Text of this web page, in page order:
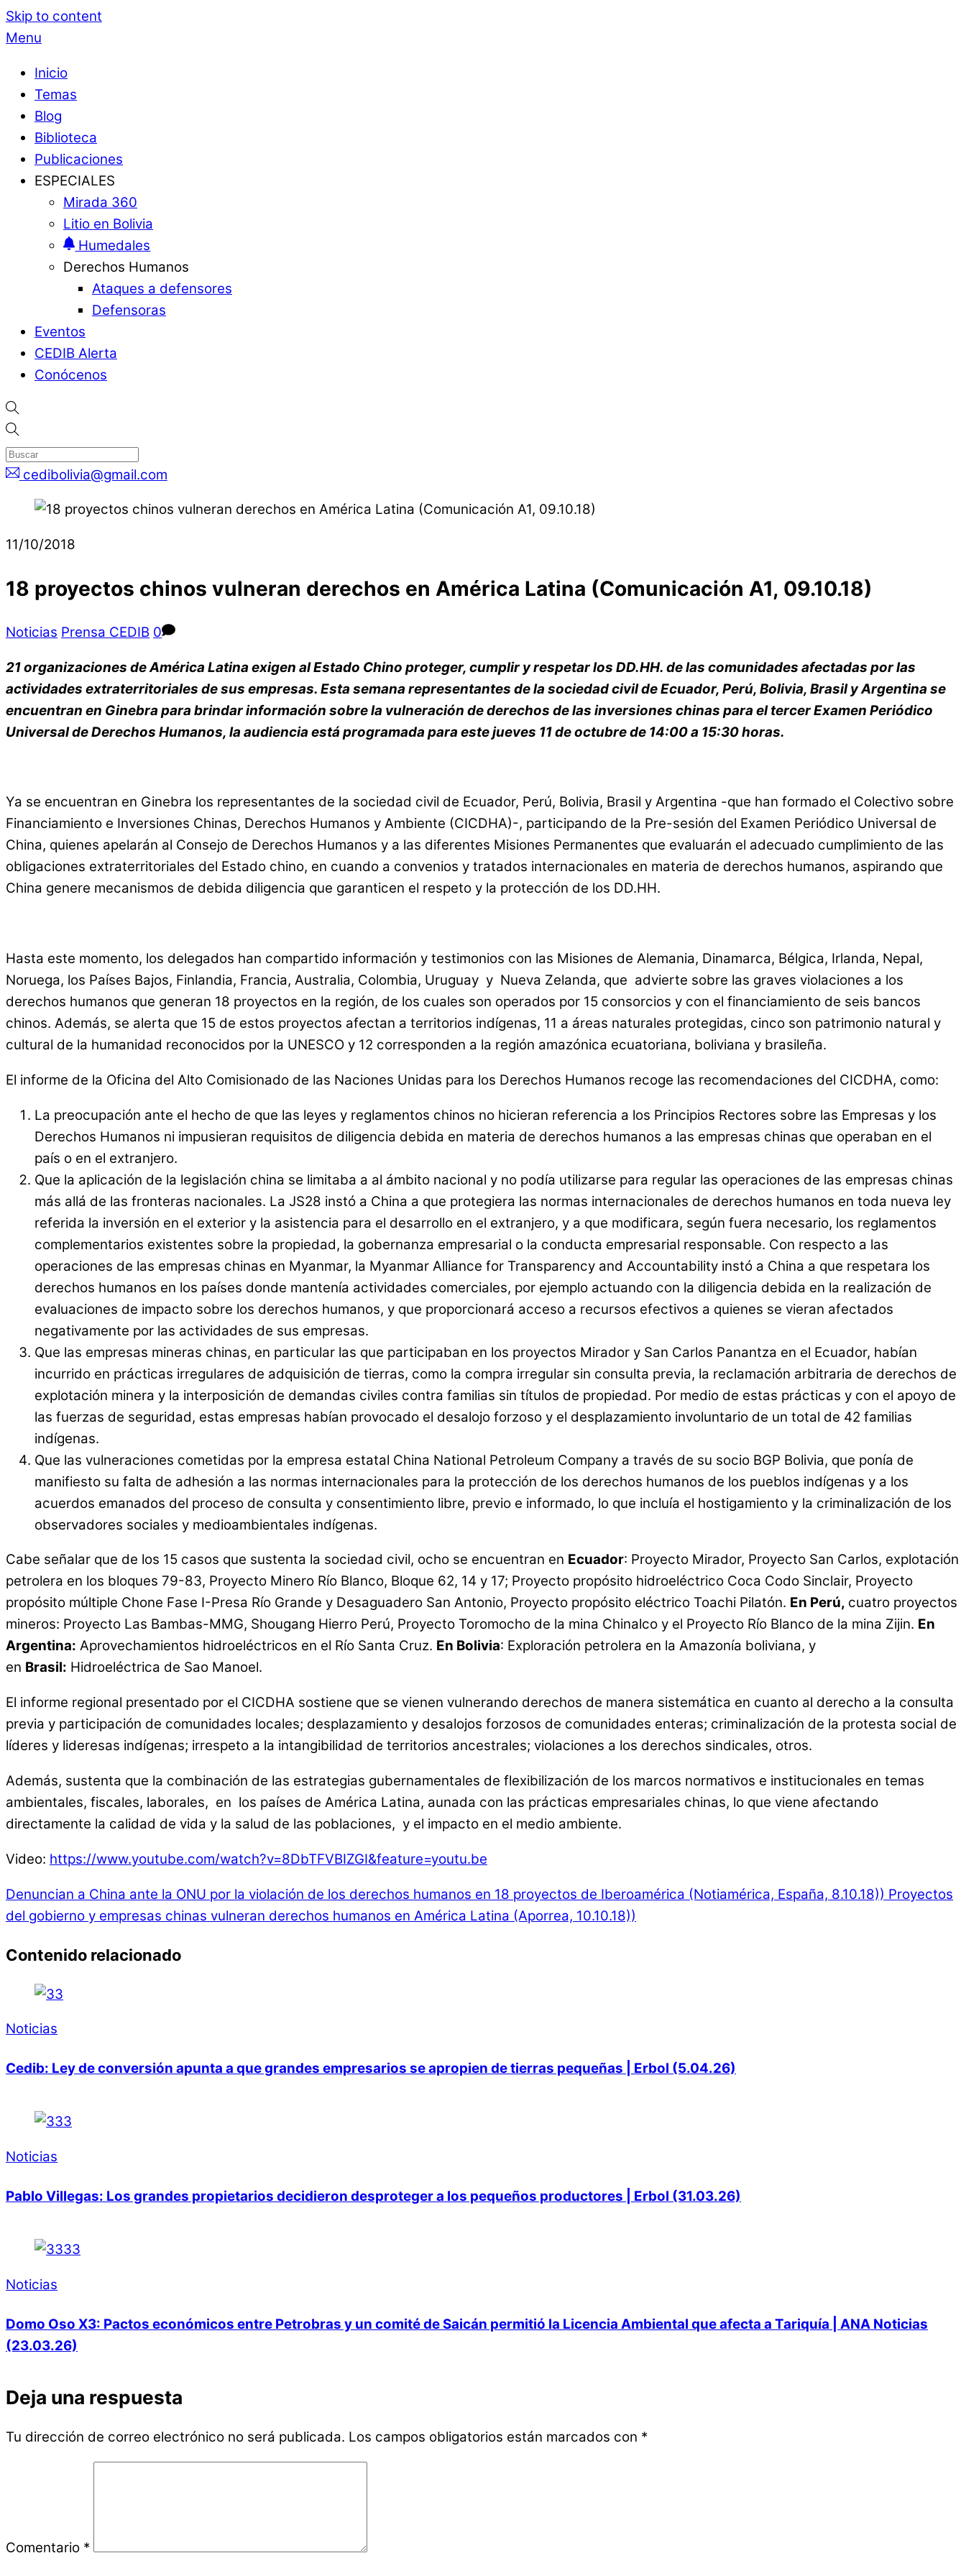
Skip to content
Menu
Inicio
Temas
Blog
Biblioteca
Publicaciones
ESPECIALES
Mirada 360
Litio en Bolivia
Humedales
Derechos Humanos
Ataques a defensores
Defensoras
Eventos
CEDIB Alerta
Conócenos
cedibolivia@gmail.com
11/10/2018
18 proyectos chinos vulneran derechos en América Latina (Comunicación A1, 09.10.18)
Noticias Prensa CEDIB 0
21 organizaciones de América Latina exigen al Estado Chino proteger, cumplir y respetar los DD.HH. de las comunidades afectadas por las
actividades extraterritoriales de sus empresas. Esta semana representantes de la sociedad civil de Ecuador, Perú, Bolivia, Brasil y Argentina se
encuentran en Ginebra para brindar información sobre la vulneración de derechos de las inversiones chinas para el tercer Examen Periódico
Universal de Derechos Humanos, la audiencia está programada para este jueves 11 de octubre de 14:00 a 15:30 horas.
Ya se encuentran en Ginebra los representantes de la sociedad civil de Ecuador, Perú, Bolivia, Brasil y Argentina -que han formado el Colectivo sobre
Financiamiento e Inversiones Chinas, Derechos Humanos y Ambiente (CICDHA)-, participando de la Pre-sesión del Examen Periódico Universal de
China, quienes apelarán al Consejo de Derechos Humanos y a las diferentes Misiones Permanentes que evaluarán el adecuado cumplimiento de las
obligaciones extraterritoriales del Estado chino, en cuando a convenios y tratados internacionales en materia de derechos humanos, aspirando que
China genere mecanismos de debida diligencia que garanticen el respeto y la protección de los DD.HH.
Hasta este momento, los delegados han compartido información y testimonios con las Misiones de Alemania, Dinamarca, Bélgica, Irlanda, Nepal,
Noruega, los Países Bajos, Finlandia, Francia, Australia, Colombia, Uruguay y Nueva Zelanda, que advierte sobre las graves violaciones a los
derechos humanos que generan 18 proyectos en la región, de los cuales son operados por 15 consorcios y con el financiamiento de seis bancos
chinos. Además, se alerta que 15 de estos proyectos afectan a territorios indígenas, 11 a áreas naturales protegidas, cinco son patrimonio natural y
cultural de la humanidad reconocidos por la UNESCO y 12 corresponden a la región amazónica ecuatoriana, boliviana y brasileña.
El informe de la Oficina del Alto Comisionado de las Naciones Unidas para los Derechos Humanos recoge las recomendaciones del CICDHA, como:
La preocupación ante el hecho de que las leyes y reglamentos chinos no hicieran referencia a los Principios Rectores sobre las Empresas y los
Derechos Humanos ni impusieran requisitos de diligencia debida en materia de derechos humanos a las empresas chinas que operaban en el
país o en el extranjero.
Que la aplicación de la legislación china se limitaba a al ámbito nacional y no podía utilizarse para regular las operaciones de las empresas chinas
más allá de las fronteras nacionales. La JS28 instó a China a que protegiera las normas internacionales de derechos humanos en toda nueva ley
referida la inversión en el exterior y la asistencia para el desarrollo en el extranjero, y a que modificara, según fuera necesario, los reglamentos
complementarios existentes sobre la propiedad, la gobernanza empresarial o la conducta empresarial responsable. Con respecto a las
operaciones de las empresas chinas en Myanmar, la Myanmar Alliance for Transparency and Accountability instó a China a que respetara los
derechos humanos en los países donde mantenía actividades comerciales, por ejemplo actuando con la diligencia debida en la realización de
evaluaciones de impacto sobre los derechos humanos, y que proporcionará acceso a recursos efectivos a quienes se vieran afectados
negativamente por las actividades de sus empresas.
Que las empresas mineras chinas, en particular las que participaban en los proyectos Mirador y San Carlos Panantza en el Ecuador, habían
incurrido en prácticas irregulares de adquisición de tierras, como la compra irregular sin consulta previa, la reclamación arbitraria de derechos de
explotación minera y la interposición de demandas civiles contra familias sin títulos de propiedad. Por medio de estas prácticas y con el apoyo de
las fuerzas de seguridad, estas empresas habían provocado el desalojo forzoso y el desplazamiento involuntario de un total de 42 familias
indígenas.
Que las vulneraciones cometidas por la empresa estatal China National Petroleum Company a través de su socio BGP Bolivia, que ponía de
manifiesto su falta de adhesión a las normas internacionales para la protección de los derechos humanos de los pueblos indígenas y a los
acuerdos emanados del proceso de consulta y consentimiento libre, previo e informado, lo que incluía el hostigamiento y la criminalización de los
observadores sociales y medioambientales indígenas.
Cabe señalar que de los 15 casos que sustenta la sociedad civil, ocho se encuentran en Ecuador: Proyecto Mirador, Proyecto San Carlos, explotación
petrolera en los bloques 79-83, Proyecto Minero Río Blanco, Bloque 62, 14 y 17; Proyecto propósito hidroeléctrico Coca Codo Sinclair, Proyecto
propósito múltiple Chone Fase I-Presa Río Grande y Desaguadero San Antonio, Proyecto propósito eléctrico Toachi Pilatón. En Perú, cuatro proyectos
mineros: Proyecto Las Bambas-MMG, Shougang Hierro Perú, Proyecto Toromocho de la mina Chinalco y el Proyecto Río Blanco de la mina Zijin. En
Argentina: Aprovechamientos hidroeléctricos en el Río Santa Cruz. En Bolivia: Exploración petrolera en la Amazonía boliviana, y
en Brasil: Hidroeléctrica de Sao Manoel.
El informe regional presentado por el CICDHA sostiene que se vienen vulnerando derechos de manera sistemática en cuanto al derecho a la consulta
previa y participación de comunidades locales; desplazamiento y desalojos forzosos de comunidades enteras; criminalización de la protesta social de
líderes y lideresas indígenas; irrespeto a la intangibilidad de territorios ancestrales; violaciones a los derechos sindicales, otros.
Además, sustenta que la combinación de las estrategias gubernamentales de flexibilización de los marcos normativos e institucionales en temas
ambientales, fiscales, laborales, en los países de América Latina, aunada con las prácticas empresariales chinas, lo que viene afectando
directamente la calidad de vida y la salud de las poblaciones, y el impacto en el medio ambiente.
Video: https://www.youtube.com/watch?v=8DbTFVBIZGI&feature=youtu.be
Denuncian a China ante la ONU por la violación de los derechos humanos en 18 proyectos de Iberoamérica (Notiamérica, España, 8.10.18)) Proyectos
del gobierno y empresas chinas vulneran derechos humanos en América Latina (Aporrea, 10.10.18))
Contenido relacionado
Noticias
Cedib: Ley de conversión apunta a que grandes empresarios se apropien de tierras pequeñas | Erbol (5.04.26)
Noticias
Pablo Villegas: Los grandes propietarios decidieron desproteger a los pequeños productores | Erbol (31.03.26)
Noticias
Domo Oso X3: Pactos económicos entre Petrobras y un comité de Saicán permitió la Licencia Ambiental que afecta a Tariquía | ANA Noticias
(23.03.26)
Deja una respuesta
Tu dirección de correo electrónico no será publicada. Los campos obligatorios están marcados con *
Comentario *